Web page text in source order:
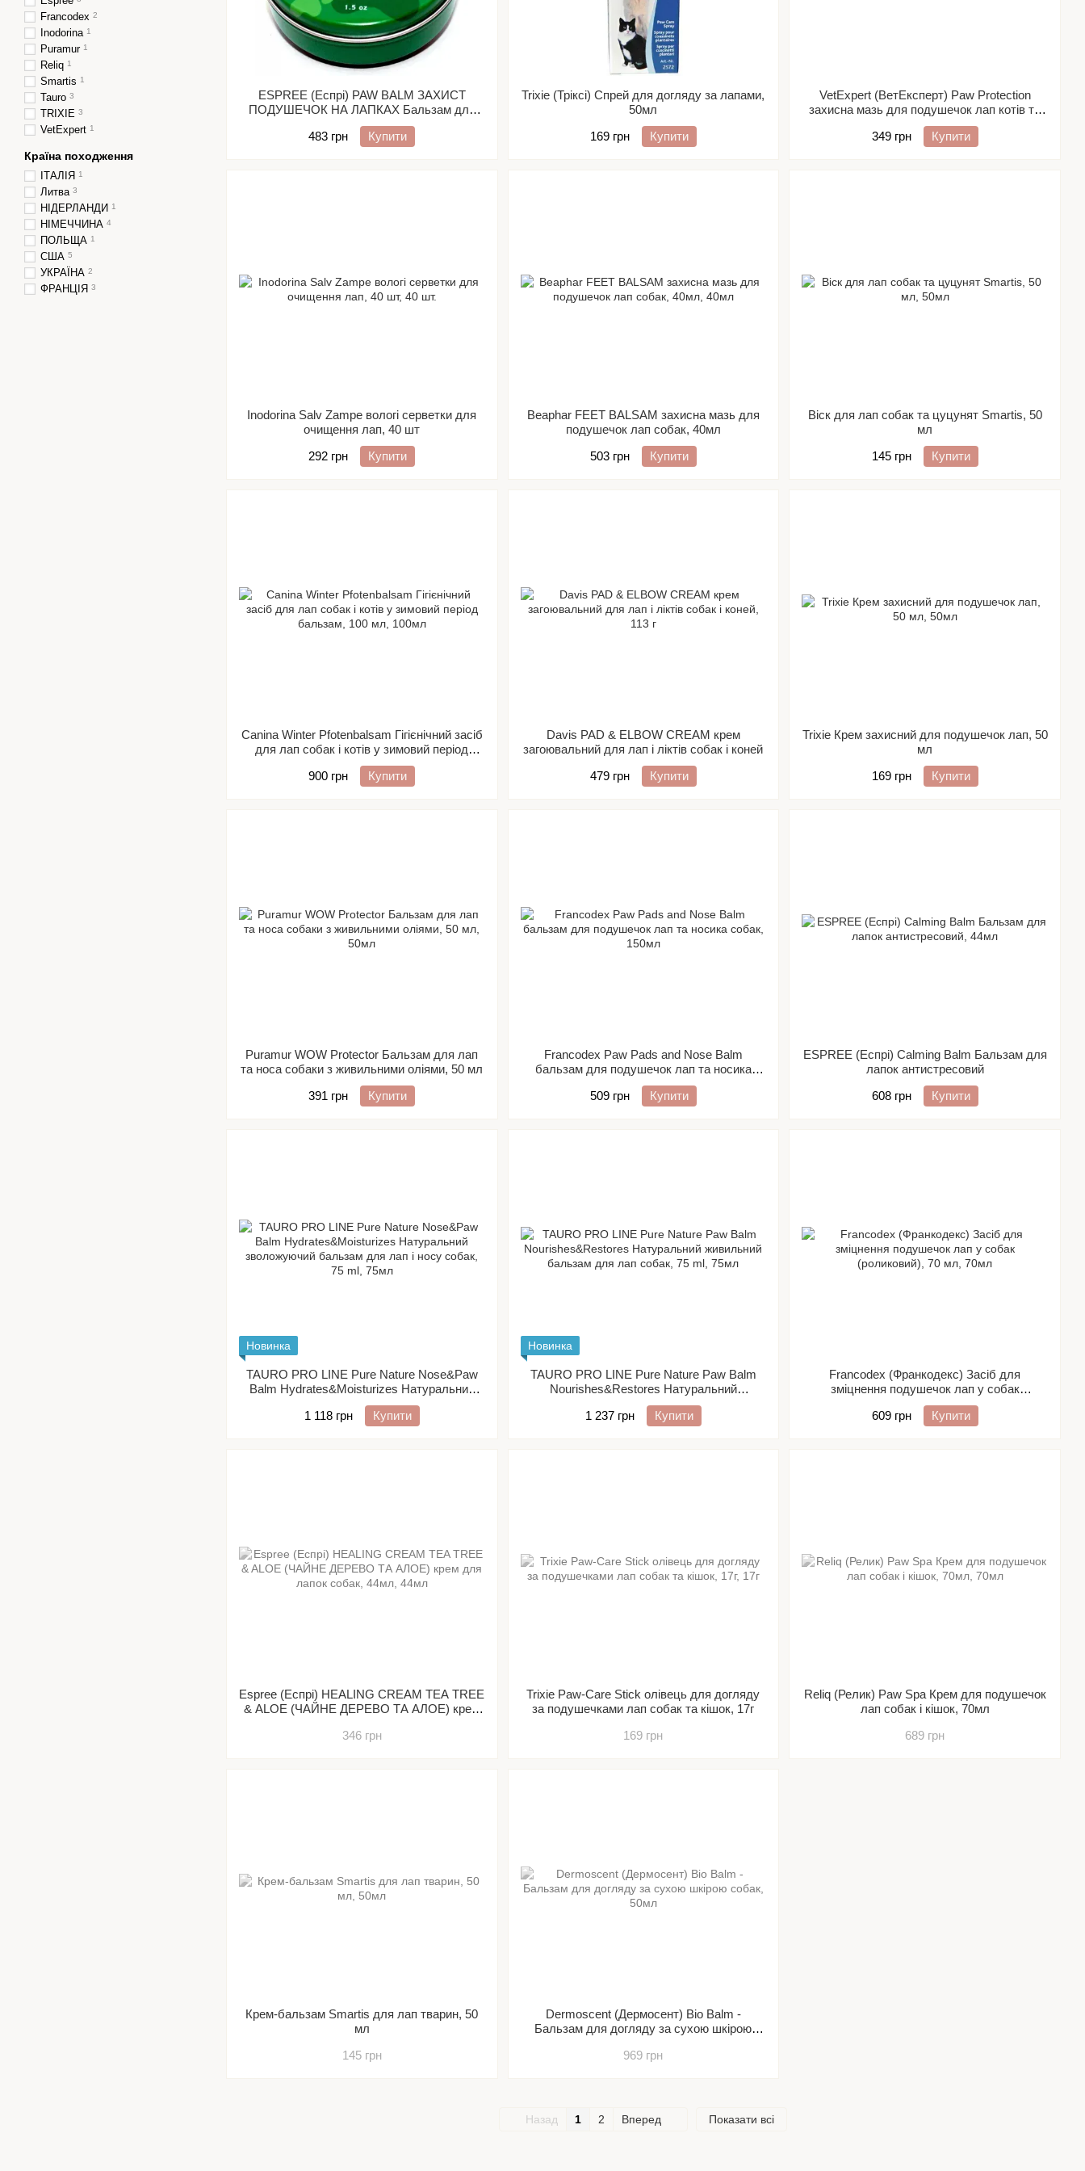
ESPREE (Еспрі) PAW BALM ЗАХИСТ
ПОДУШЕЧОК НА ЛАПКАХ Бальзам для
лапок, 44мл
483 грн
Купити
Trixie (Тріксі) Спрей для догляду за лапами,
50мл
169 грн
Купити
VetExpert (ВетЕксперт) Paw Protection
захисна мазь для подушечок лап котів та
собак, 75мл
349 грн
Купити
Inodorina Salv Zampe вологі серветки для
очищення лап, 40 шт
292 грн
Купити
Beaphar FEET BALSAM захисна мазь для
подушечок лап собак, 40мл
503 грн
Купити
Віск для лап собак та цуцунят Smartis, 50
мл
145 грн
Купити
Canina Winter Pfotenbalsam Гігієнічний засіб
для лап собак і котів у зимовий період
бальзам, 100 мл
900 грн
Купити
Davis PAD & ELBOW CREAM крем
загоювальний для лап і ліктів собак і коней
479 грн
Купити
Trixie Крем захисний для подушечок лап, 50
мл
169 грн
Купити
Puramur WOW Protector Бальзам для лап
та носа собаки з живильними оліями, 50 мл
391 грн
Купити
Francodex Paw Pads and Nose Balm
бальзам для подушечок лап та носика
собак
509 грн
Купити
ESPREE (Еспрі) Calming Balm Бальзам для
лапок антистресовий
608 грн
Купити
Новинка
TAURO PRO LINE Pure Nature Nose&Paw
Balm Hydrates&Moisturizes Натуральний
зволожуючий бальзам для лап і носу
собак, 75 ml
1 118 грн Купити
Новинка
TAURO PRO LINE Pure Nature Paw Balm
Nourishes&Restores Натуральний
живильний бальзам для лап собак, 75 ml
1 237 грн
Купити
Francodex (Франкодекс) Засіб для
зміцнення подушечок лап у собак
(роликовий), 70 мл
609 грн
Купити
Espree (Еспрі) HEALING CREAM TEA TREE
& ALOE (ЧАЙНЕ ДЕРЕВО ТА АЛОЕ) крем
346 грн
Trixie Paw-Care Stick олівець для догляду
за подушечками лап собак та кішок, 17г
169 грн
Reliq (Релик) Paw Spa Крем для подушечок
лап собак і кішок, 70мл
689 грн
Крем-бальзам Smartis для лап тварин, 50
мл
145 грн
Dermoscent (Дермосент) Bio Balm -
Бальзам для догляду за сухою шкірою
969 грн
Назад 1 2 Вперед Показати всі
Francodex 2
Inodorina 1
Puramur 1
Reliq 1
Smartis 1
Tauro 3
TRIXIE 3
VetExpert 1
Країна походження
ІТАЛІЯ 1
Литва 3
НІДЕРЛАНДИ 1
НІМЕЧЧИНА 4
ПОЛЬЩА 1
США 5
УКРАЇНА 2
ФРАНЦІЯ 3